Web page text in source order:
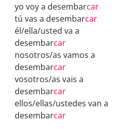
yo voy a desembarcar
tú vas a desembarcar
él/ella/usted va a
desembarcar
nosotros/as vamos a
desembarcar
vosotros/as vais a
desembarcar
ellos/ellas/ustedes van a
desembarcar